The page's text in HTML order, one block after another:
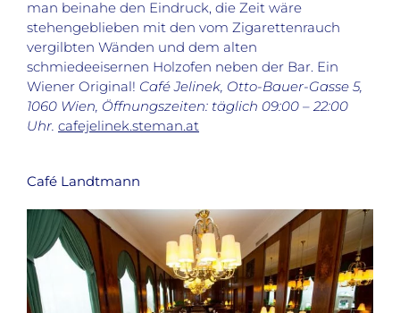
man beinahe den Eindruck, die Zeit wäre
stehengeblieben mit den vom Zigarettenrauch
vergilbten Wänden und dem alten
schmiedeeisernen Holzofen neben der Bar. Ein
Wiener Original! Café Jelinek, Otto-Bauer-Gasse 5,
1060 Wien, Öffnungszeiten: täglich 09:00 – 22:00
Uhr. cafejelinek.steman.at
Café Landtmann